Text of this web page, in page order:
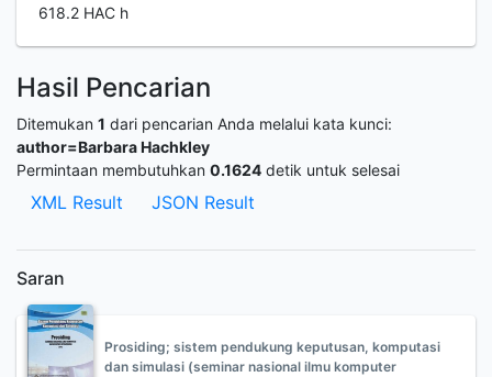
618.2 HAC h
Hasil Pencarian
Ditemukan 1 dari pencarian Anda melalui kata kunci:
author=Barbara Hachkley
Permintaan membutuhkan 0.1624 detik untuk selesai
XML Result JSON Result
Saran
Prosiding; sistem pendukung keputusan, komputasi
dan simulasi (seminar nasional ilmu komputer